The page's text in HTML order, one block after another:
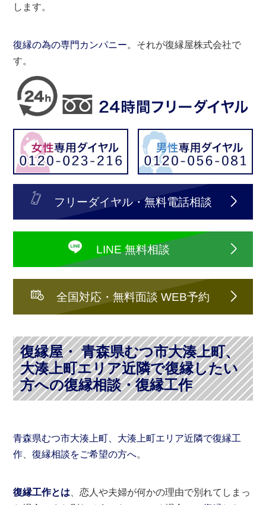
します。
復縁の為の専門カンパニー。それが復縁屋株式会社で
す。
フリーダイヤル・無料電話相談
LINE 無料相談
全国対応・無料面談 WEB予約
復縁屋・ 青森県むつ市大湊上町、
大湊上町エリア近隣で復縁したい
方への復縁相談・復縁工作
青森県むつ市大湊上町、大湊上町エリア近隣で復縁工
作 、復縁相談をご希望の方へ。
復縁工作とは 、恋人や夫婦が何かの理由で別れてしまっ